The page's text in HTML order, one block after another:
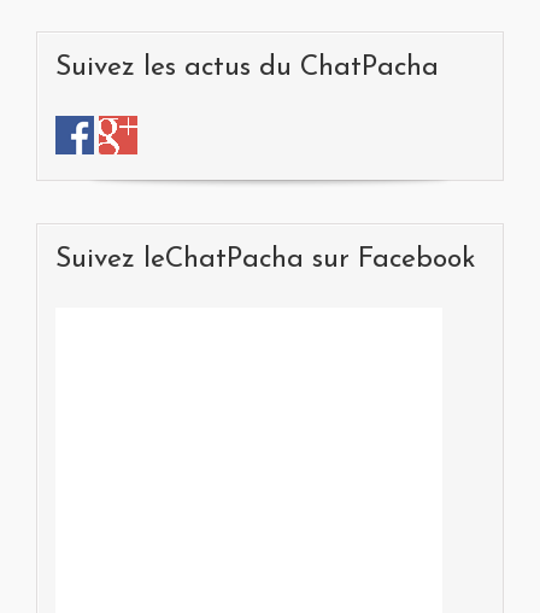
Suivez les actus du ChatPacha
Suivez leChatPacha sur Facebook